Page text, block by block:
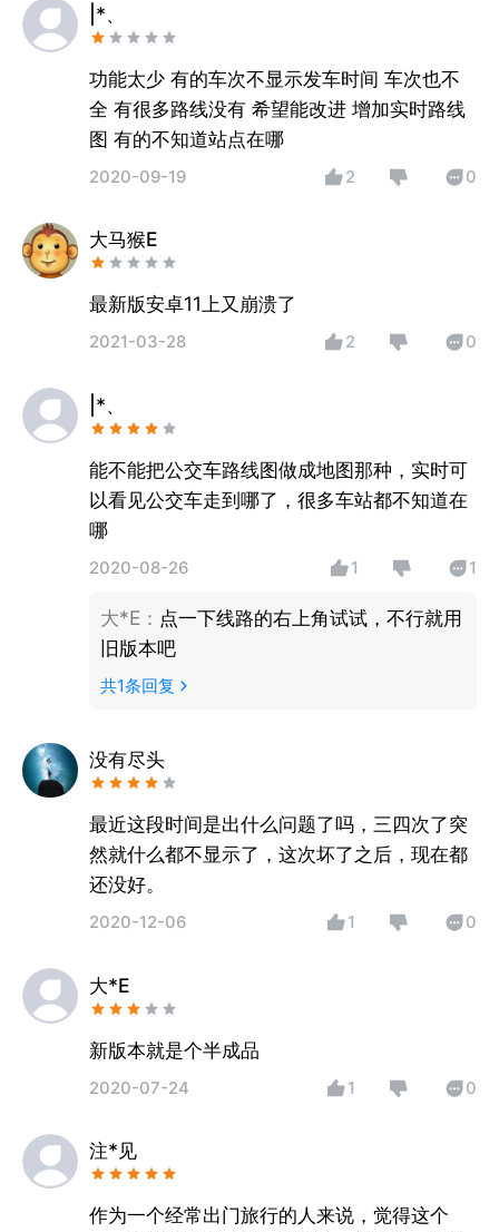
|*、
功能太少 有的车次不显示发车时间 车次也不
全 有很多路线没有 希望能改进 增加实时路线
图 有的不知道站点在哪
2020-09-19 2 0
大马猴E
最新版安卓11上又崩溃了
2021-03-28 2 0
|*、
能不能把公交车路线图做成地图那种，实时可
以看见公交车走到哪了，很多车站都不知道在
哪
2020-08-26 1 1
大*E ： 点一下线路的右上角试试，不行就用
旧版本吧
共1条回复
没有尽头
最近这段时间是出什么问题了吗，三四次了突
然就什么都不显示了，这次坏了之后，现在都
还没好。
2020-12-06 1 0
大*E
新版本就是个半成品
2020-07-24 1 0
注*见
作为一个经常出门旅行的人来说，觉得这个